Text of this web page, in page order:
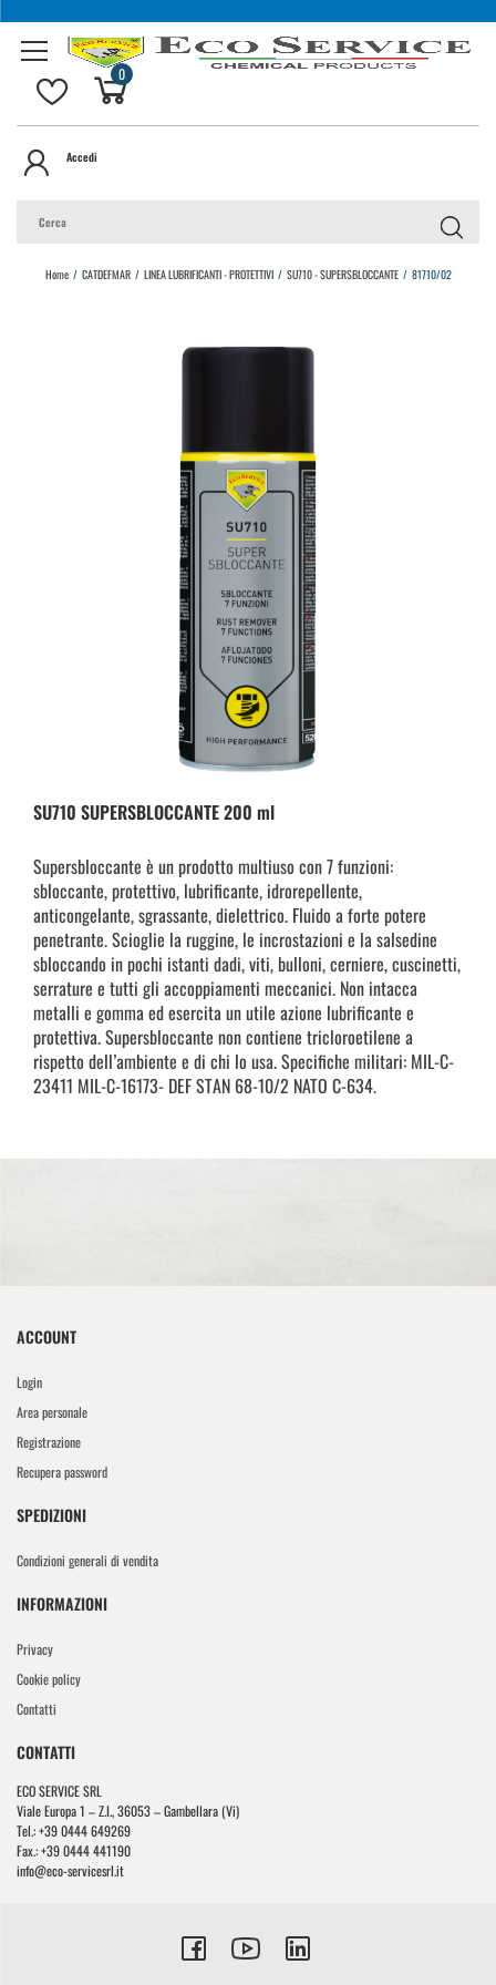
Accedi
0
Home/ CATDEFMAR/ LINEA LUBRIFICANTI - PROTETTIVI/ SU710 - SUPERSBLOCCANTE/ 81710/02
SU710 SUPERSBLOCCANTE 200 ml
Supersbloccante è un prodotto multiuso con 7 funzioni:
sbloccante, protettivo, lubrificante, idrorepellente,
anticongelante, sgrassante, dielettrico. Fluido a forte potere
penetrante. Scioglie la ruggine, le incrostazioni e la salsedine
sbloccando in pochi istanti dadi, viti, bulloni, cerniere, cuscinetti,
serrature e tutti gli accoppiamenti meccanici. Non intacca
metalli e gomma ed esercita un utile azione lubrificante e
protettiva. Supersbloccante non contiene tricloroetilene a
rispetto dell’ambiente e di chi lo usa. Specifiche militari: MIL-C-
23411 MIL-C-16173- DEF STAN 68-10/2 NATO C-634.
CONTATTI
ECO SERVICE SRL
Viale Europa 1 – Z.I., 36053 – Gambellara (Vi)
Tel.: +39 0444 649269
Fax.: +39 0444 441190
info@eco-servicesrl.it
ACCOUNT
Login
Area personale
Registrazione
Recupera password
SPEDIZIONI
Condizioni generali di vendita
INFORMAZIONI
Privacy
Cookie policy
Contatti